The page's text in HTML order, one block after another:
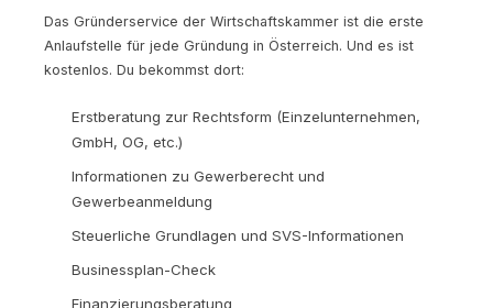
Das Gründerservice der Wirtschaftskammer ist die erste
Anlaufstelle für jede Gründung in Österreich. Und es ist
kostenlos. Du bekommst dort:
Erstberatung zur Rechtsform (Einzelunternehmen,
GmbH, OG, etc.)
Informationen zu Gewerberecht und
Gewerbeanmeldung
Steuerliche Grundlagen und SVS-Informationen
Businessplan-Check
Finanzierungsberatung